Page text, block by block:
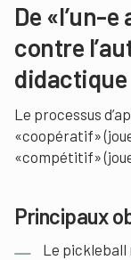
De «l’un-e
contre
didactique
Le processus
«coopératif»
«compétitif»
Principaux
Le pickleball